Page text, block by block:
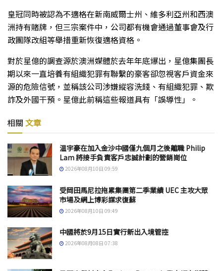
皇冠同時被認為不適格在新南威爾士州、維多利亞州和西澳
洲持有賭牌，但三宗案件中，公司都有機會通過董事會及行
政團隊改組等舉措重新恢復適格資格。
對於星億的調查源於澳洲媒體於去年年底爆出，星億集團長
期以來一直培養有組織犯罪有聯繫的豪客卻忽視客戶資金來
源的危險信號，並稱該公司涉嫌縱容洗錢、有組織犯罪、欺
詐及外國干預。星億此前稱這些報道具有「誤導性」。
相關 文章
温宇豪在加入金沙中國僅九個月之後離職 Philip
Lam 將接手負責客戶忠誠計劃的營銷崗位
2026年08月10日 09:59
受岡田馬尼拉拖累集團第二季業績 UEC 主攻大眾
市場及網上博彩謀求復蘇
2026年08月10日 09:49
中國將於9月15日實行新出入境管控
2026年08月08日 07:38